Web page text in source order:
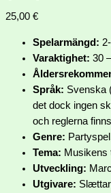
25,00 €
Spelarmängd:
Varaktighet: 30
Språk: Svenska
det dock ingen
och reglerna
Genre:
Tema: Musikens
Utveckling:
Utgivare: